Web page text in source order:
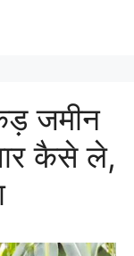
जमीन
कैसे ले,